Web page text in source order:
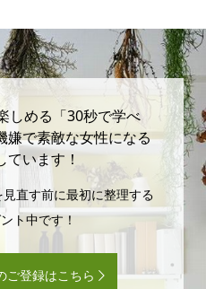
しめる「30秒で学べ
嫌で素敵な女性になる
います！
直す前に最初に整理する
ト中です！
ご登録はこちら